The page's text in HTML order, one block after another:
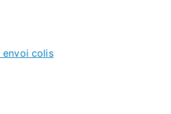
envoi colis